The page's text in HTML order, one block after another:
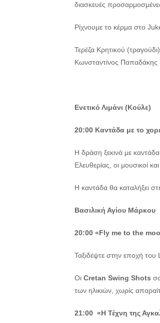
διασκευές
Ρίχνουμε το κέρμα στο
Τερέζα Κρητικού
Κωνσταντίνος Παπαδάκης
Ενετικό Λιμάνι (Κούλε)
20:00 Καντάδα με το
Η δράση ξεκινά με
Ελευθερίας, οι μουσικοί
Η καντάδα θα καταλήξει
Βασιλική Αγίου Μάρκου
20:00 «Fly me to the
Ταξιδέψτε στην εποχή του
Οι Cretan Swing Shots
των ηλικιών, χωρίς
21:00 «Η Τέχνη της